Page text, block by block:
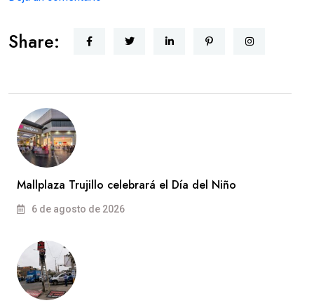
Share:
Mallplaza Trujillo celebrará el Día del Niño
6 de agosto de 2026